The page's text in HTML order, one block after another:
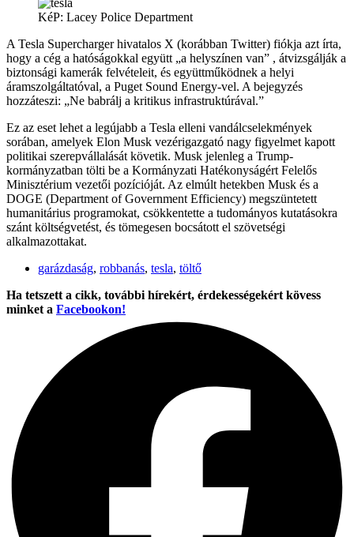
KéP: Lacey Police Department
A Tesla Supercharger hivatalos X (korábban Twitter) fiókja azt írta,
hogy a cég a hatóságokkal együtt „a helyszínen van” , átvizsgálják a
biztonsági kamerák felvételeit, és együttműködnek a helyi
áramszolgáltatóval, a Puget Sound Energy-vel. A bejegyzés
hozzáteszi: „Ne babrálj a kritikus infrastruktúrával.”
Ez az eset lehet a legújabb a Tesla elleni vandálcselekmények
sorában, amelyek Elon Musk vezérigazgató nagy figyelmet kapott
politikai szerepvállalását követik. Musk jelenleg a Trump-
kormányzatban tölti be a Kormányzati Hatékonyságért Felelős
Minisztérium vezetői pozícióját. Az elmúlt hetekben Musk és a
DOGE (Department of Government Efficiency) megszüntetett
humanitárius programokat, csökkentette a tudományos kutatásokra
szánt költségvetést, és tömegesen bocsátott el szövetségi
alkalmazottakat.
garázdaság, robbanás, tesla, töltő
Ha tetszett a cikk, további hírekért, érdekességekért kövess
minket a Facebookon!